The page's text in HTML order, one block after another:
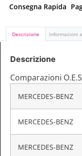
Consegna Rapida
Descrizione Informazioni
Descrizione
Comparazioni
MERCEDES-BENZ
MERCEDES-BENZ
MERCEDES-BENZ